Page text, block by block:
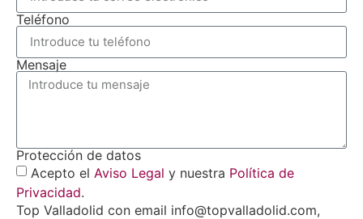
Teléfono
Mensaje
Protección de datos
Acepto el Aviso Legal y nuestra Política de
Privacidad.
Top Valladolid con email info@topvalladolid.com,